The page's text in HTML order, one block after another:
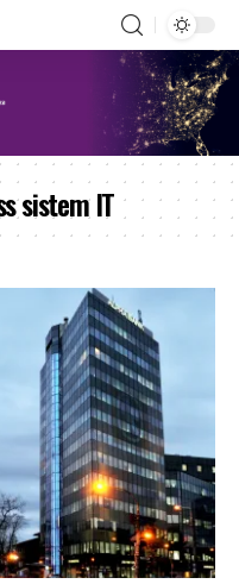
sistem IT